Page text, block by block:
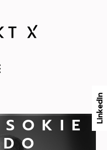
LinkedIn